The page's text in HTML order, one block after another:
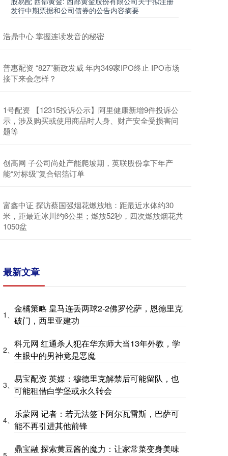
发行中期票据和公司债券的公告内容摘要
浩鼎中心 掌握连读发音的秘密
普惠配资 “827”新政发威 年内349家IPO终止 IPO市场
接下来会怎样？
1号配资 【12315投诉公示】阿里健康新增9件投诉公
示，涉及购买或使用商品时人身、财产安全受损害问
题等
创高网 子公司尚处产能爬坡期，英联股份拿下年产
能“对标级”复合铝箔订单
富鑫中证 探访蔡国强烟花燃放地：距最近水体约30
米，距最近冰川约6公里；燃放52秒，四次燃放烟花共
1050盆
最新文章
1、
金橘策略 皇马连丢两球2-2佛罗伦萨，恩德里克
破门，西里亚建功
2、
科元网 红通杀人犯在华东师大当13年外教，学
生眼中的男神竟是恶魔
3、
易宝配资 英媒：穆德里克解禁后可能留队，也
可能租借白学堡或永久转会
4、
乐蒙网 记者：若无法签下阿尔瓦雷斯，巴萨可
能不再引进其他前锋
鼎宝融 探索黄豆酱的魔力：让家常菜变身美味